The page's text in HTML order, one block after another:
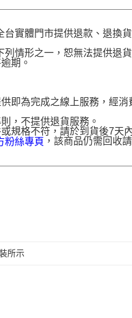
台實體門市提供退款、退換
情形之一，恕無法提供退貨
期。
即為完成之線上服務，經消
，不提供退貨服務。
規格不符，請於到貨後7天
粉絲專頁 ，該商品仍需回收
所示